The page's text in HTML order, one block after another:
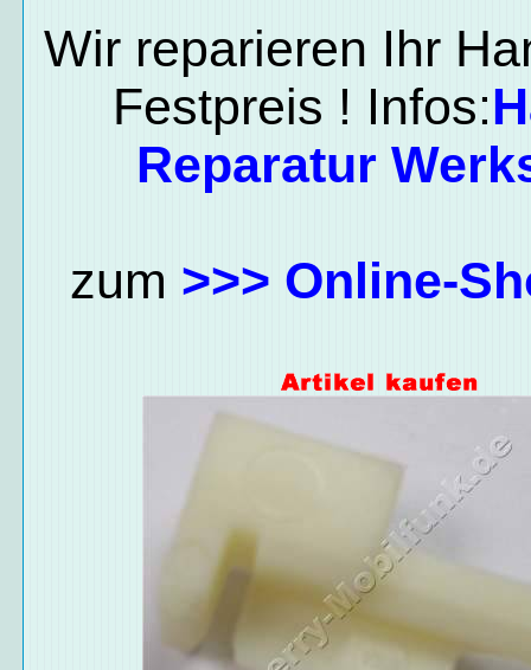
Wir reparieren Ihr
Festpreis ! Infos:
Reparatur
zum >>> Online-